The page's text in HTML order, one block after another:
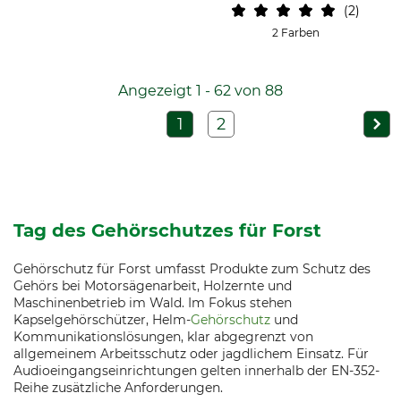
2
2 Farben
Angezeigt 1 - 62 von 88
1 2
Tag des Gehörschutzes für Forst
Gehörschutz für Forst umfasst Produkte zum Schutz des
Gehörs bei Motorsägenarbeit, Holzernte und
Maschinenbetrieb im Wald. Im Fokus stehen
Kapselgehörschützer, Helm-Gehörschutz und
Kommunikationslösungen, klar abgegrenzt von
allgemeinem Arbeitsschutz oder jagdlichem Einsatz. Für
Audioeingangseinrichtungen gelten innerhalb der EN-352-
Reihe zusätzliche Anforderungen.